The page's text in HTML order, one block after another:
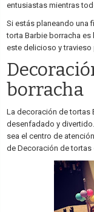
entusiastas mientras
Si estás planeando una
torta Barbie borracha es
este delicioso y travieso
borracha
La decoración de tortas
desenfadado y
sea el centro de
de Decoración de tortas